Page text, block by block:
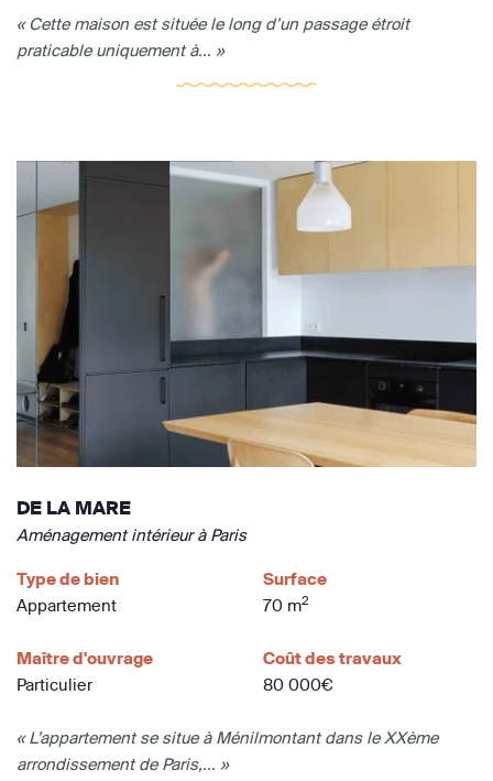
« Cette maison est située le long d’un passage étroit
praticable uniquement à... »
DE LA MARE
Aménagement intérieur à Paris
Type de bien
Appartement
Surface
70 m2
Maître d'ouvrage
Particulier
Coût des travaux
80 000€
« L’appartement se situe à Ménilmontant dans le XXème
arrondissement de Paris,... »